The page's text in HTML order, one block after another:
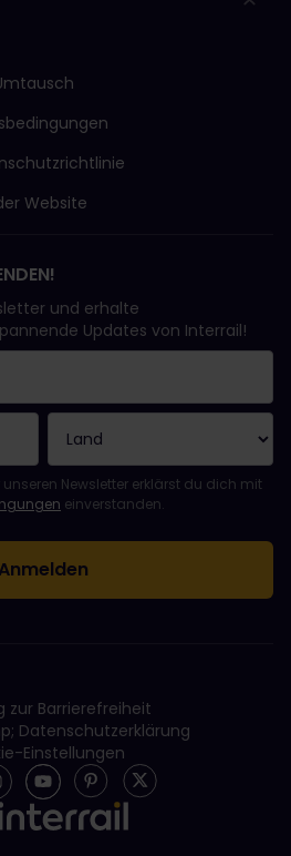
Website
und erhalte
Updates von Interrail!
angemeldet.
ist ein Pflichtfeld!
ungültig! ist ein Fehler aufgetreten.
bereits abonniert!
Geschäftsbedingungen zu, um
Newsletter erklärst du dich mit
einverstanden.
zur Barrierefreiheit
Datenschutzerklärung
Einstellungen